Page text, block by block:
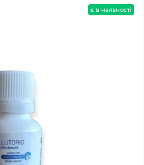
є в наявності